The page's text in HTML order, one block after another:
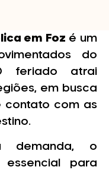
em Foz é um
do
feriado atrai
em busca
contato com as
demanda, o
para